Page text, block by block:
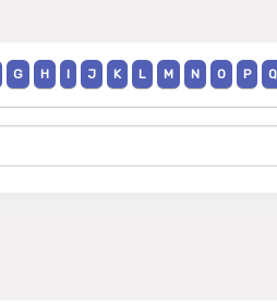
G H I J K L M N O P Q